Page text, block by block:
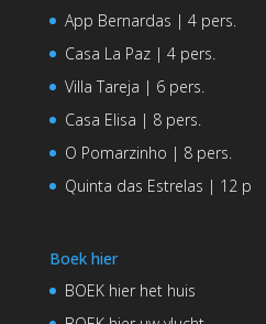
App Bernardas | 4 pers.
Casa La Paz | 4 pers.
Villa Tareja | 6 pers.
Casa Elisa | 8 pers.
O Pomarzinho | 8 pers.
Quinta das Estrelas | 12 p
Boek hier
BOEK hier het huis